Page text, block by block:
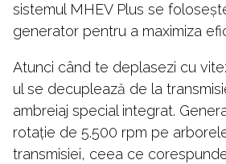
sistemul MHEV Plus se
generator pentru a maximiza
Atunci când te deplasezi cu
ul se decuplează de la
ambreiaj special integrat.
rotație de 5.500 rpm pe
transmisiei, ceea ce